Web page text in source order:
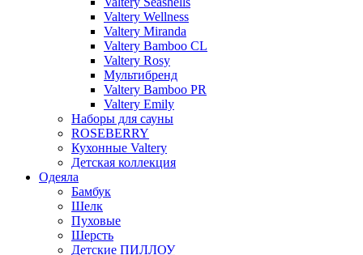
Valtery Wellness
Valtery Miranda
Valtery Bamboo CL
Valtery Rosy
Мультибренд
Valtery Bamboo PR
Valtery Emily
Наборы для сауны
ROSEBERRY
Кухонные Valtery
Детская коллекция
Одеяла
Бамбук
Шелк
Пуховые
Шерсть
Детские ПИЛЛОУ